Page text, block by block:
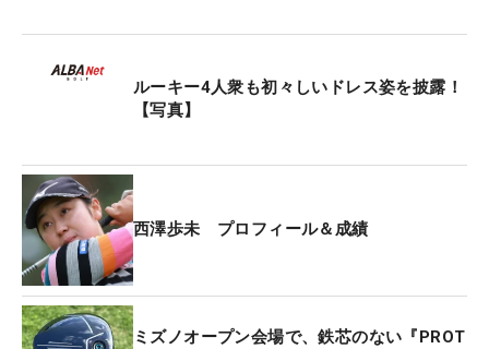
も詳細については口をつぐむ、“謎多き”一本だ。男
子ツアーの「ミズノオープン」などツアーで使用す
い未発表モデル。西澤もテストを重ねてきて、明治
安田の週から投入している。
「薄い当たりも多かった」というなかで、出したこ
のスコア。それも大きなミスにはつながらず、
88.8％（16/18）とパーオン率も高かった。西澤も
「（ドライバーの）正確性があるので自信がもてま
ルーキー4人衆も初々しいドレス姿を披露！
【写真】
西澤歩未 プロフィール＆成績
ミズノオープン会場で、鉄芯のない『PROT